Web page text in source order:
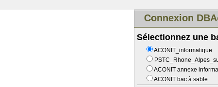
Connexion
Sélectionnez une
ACONIT_informatique
ACONIT annexe
ACONIT bac à sable